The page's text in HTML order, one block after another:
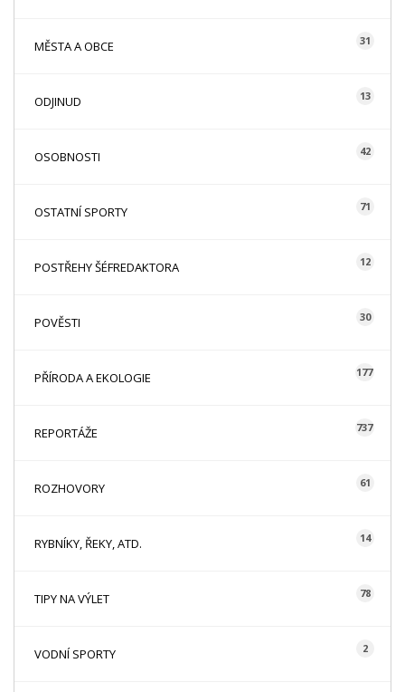
MĚSTA A OBCE 31
ODJINUD 13
OSOBNOSTI 42
OSTATNÍ SPORTY 71
POSTŘEHY ŠÉFREDAKTORA 12
POVĚSTI 30
PŘÍRODA A EKOLOGIE 177
REPORTÁŽE 737
ROZHOVORY 61
RYBNÍKY, ŘEKY, ATD. 14
TIPY NA VÝLET 78
VODNÍ SPORTY 2